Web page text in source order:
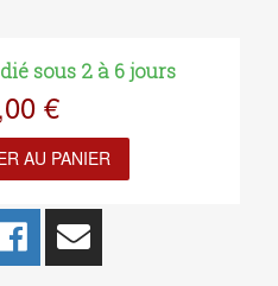
sous 2 à 6 jours
€
AU PANIER